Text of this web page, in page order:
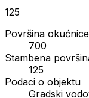
125
Površina
700
Stambena
125
Podaci o objektu
Gradski